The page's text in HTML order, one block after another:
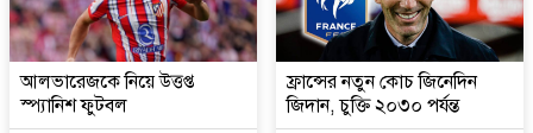
আলভারেজকে নিয়ে উত্তপ্ত
স্প্যানিশ ফুটবল
ফ্রান্সের নতুন কোচ জিনেদিন
জিদান, চুক্তি ২০৩০ পর্যন্ত